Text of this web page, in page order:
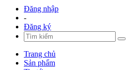
Đăng nhập
-
Đăng ký
Trang chủ
Sản phẩm